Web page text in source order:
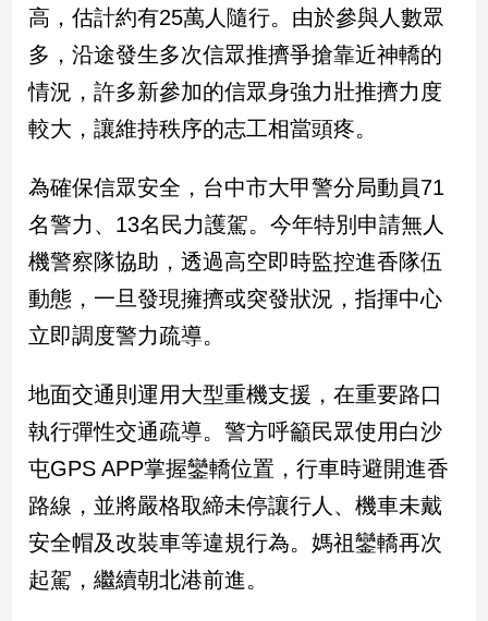
點
民
調
國
會
觀
兩
岸/
際
社
地
方
新
冠
病
高，估計約有25萬人隨行。由於參與人數眾
多，沿途發生多次信眾推擠爭搶靠近神轎的
情況，許多新參加的信眾身強力壯推擠力度
較大，讓維持秩序的志工相當頭疼。
為確保信眾安全，台中市大甲警分局動員71
名警力、13名民力護駕。今年特別申請無人
機警察隊協助，透過高空即時監控進香隊伍
動態，一旦發現擁擠或突發狀況，指揮中心
立即調度警力疏導。
地面交通則運用大型重機支援，在重要路口
執行彈性交通疏導。警方呼籲民眾使用白沙
屯GPS APP掌握鑾轎位置，行車時避開進香
路線，並將嚴格取締未停讓行人、機車未戴
安全帽及改裝車等違規行為。媽祖鑾轎再次
起駕，繼續朝北港前進。